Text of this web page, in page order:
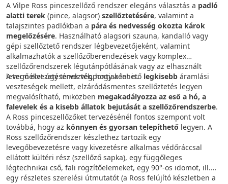
A Vilpe Ross pinceszellőző rendszer elegáns választás a padló
alatti terek (pince, alagsor) szellőztetésére, valamint a
talajszintes padlókban a pára és nedvesség okozta károk
megelőzésére. Használható alagsori szauna, kandalló vagy
gépi szellőztető rendszer légbevezetőjeként, valamint
alkalmazhatók a szellőzőberendezések vagy komplex
szellőzőrendszerek légutánpótlásának vagy az elhasznált
levegő elvezetésének végpontjaként is.
A terméket úgy tervezték, hogy a lehető legkisebb áramlási
veszteségek mellett, elzáródásmentes szellőztetés legyen
megvalósítható, miközben megakadályozza az eső a hó, a
falevelek és a kisebb állatok bejutását a szellőzőrendszerbe.
A Ross pinceszellőzőket tervezésénél fontos szempont volt
továbbá, hogy az könnyen és gyorsan telepíthető legyen. A
Ross szellőzőrendszer készlethez tartozik egy
levegőbevezetésre vagy kivezetésre alkalmas védőráccsal
ellátott kültéri rész (szellőző sapka), egy függőleges
légtechnikai cső, fali rögzítőelemeket, egy 90°-os idomot, ill.
egy részletes szerelési útmutatót (a Ross felújító készletben a